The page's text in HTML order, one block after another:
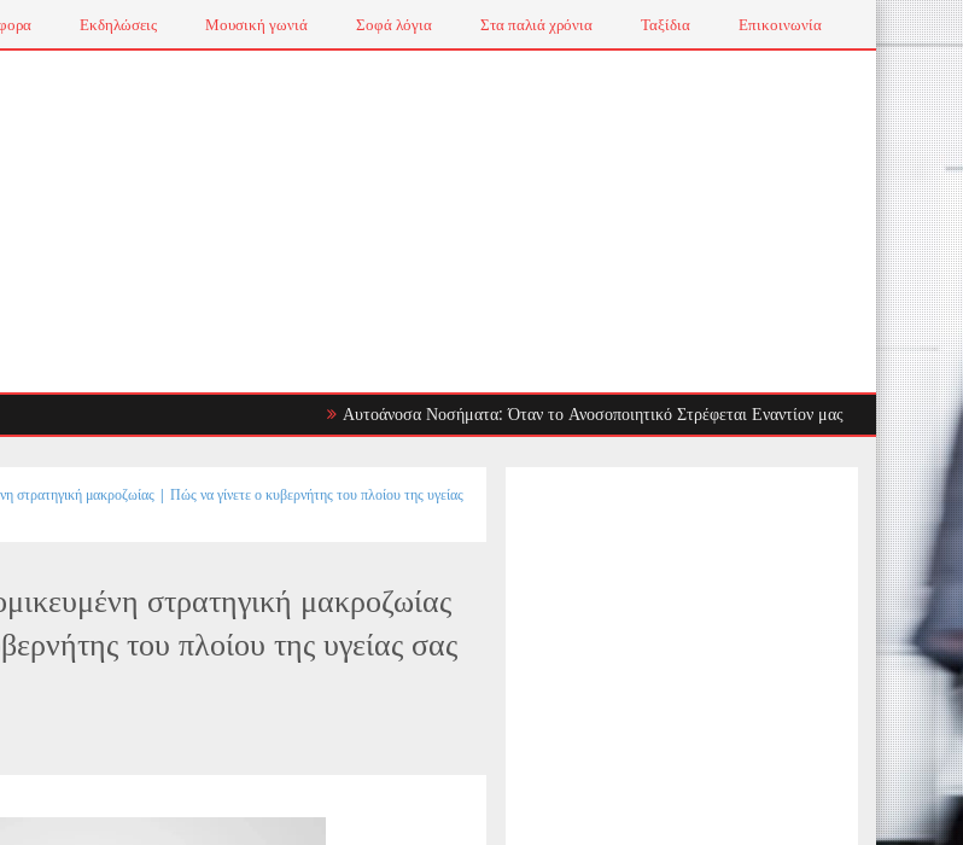
Εκδηλώσεις Μουσική γωνιά Σοφά λόγια Στα παλιά χρόνια Ταξίδια Επικοινωνία
Αυτοάνοσα Νοσήματα: Όταν το Ανοσοποιητικό Στρέφεται Εναντίον μας Τσίμπημα
στρατηγική μακροζωίας | Πώς να γίνετε ο κυβερνήτης του πλοίου της υγείας
στρατηγική μακροζωίας
του πλοίου της υγείας σας